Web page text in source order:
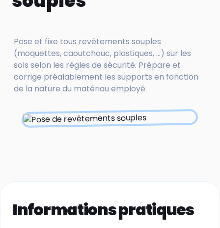
Pose et fixe tous revêtements souples
(moquettes, caoutchouc, plastiques, ...) sur les
sols selon les règles de sécurité. Prépare et
corrige préalablement les supports en fonction
de la nature du matériau employé.
Informations pratiques